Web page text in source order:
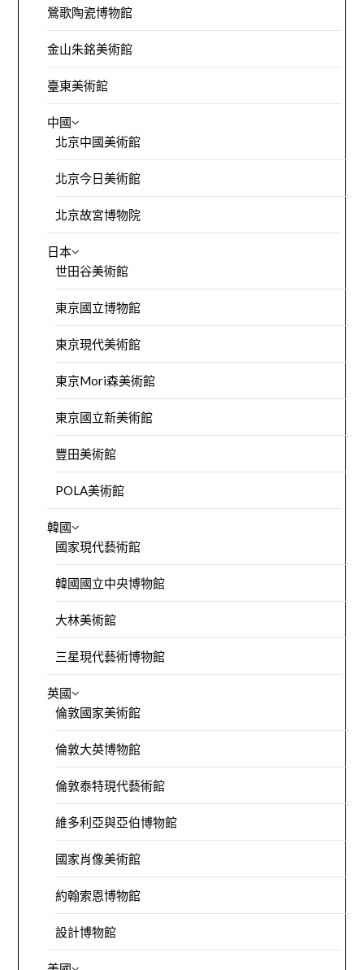
鶯歌陶瓷博物館
金山朱銘美術館
臺東美術館
中國
北京中國美術館
北京今日美術館
北京故宮博物院
日本
世田谷美術館
東京國立博物館
東京現代美術館
東京Mori森美術館
東京國立新美術館
豐田美術館
POLA美術館
韓國
國家現代藝術館
韓國國立中央博物館
大林美術館
三星現代藝術博物館
英國
倫敦國家美術館
倫敦大英博物館
倫敦泰特現代藝術館
維多利亞與亞伯博物館
國家肖像美術館
約翰索恩博物館
設計博物館